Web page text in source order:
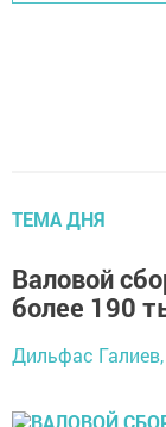
ТЕМА ДНЯ
Валовой
более 190
Дильфас Галиев,